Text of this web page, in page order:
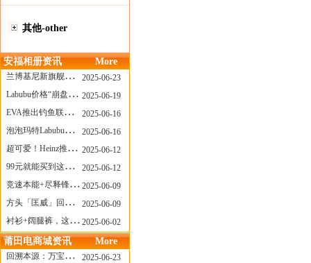
其他-other
安福相册资讯 More
兰博基尼新旗舰曝光？这台顶级超跑或将在8月登场
2025-06-23
Labubu价格“崩盘”？618当日泡泡玛特预售补货量超200W！
2025-06-19
EVA推出钓鱼联名套装，初号机也能当“假饵”？
2025-06-16
泡泡玛特Labubu新品发售上演“拳王争霸”......
2025-06-16
超可爱！Heinz推出星之卡比合作款番茄酱！
2025-06-12
99元就能买到这样颜值的太阳镜？优衣库夏季墨镜系列
2025-06-12
竞速本能+尽释锋芒——罗杰杜彼Roger+Dubuis王者竞速系列飞返计时码表燃擎赛道
2025-06-09
方头「匡威」回归！日系简约里的小心思
2025-06-09
衬衫+阔腿裤，这样穿美出新高度！
2025-06-02
莆田电商城资讯 More
回溯本源：万宝龙推出明星系列都市灰腕表新作
2025-06-23